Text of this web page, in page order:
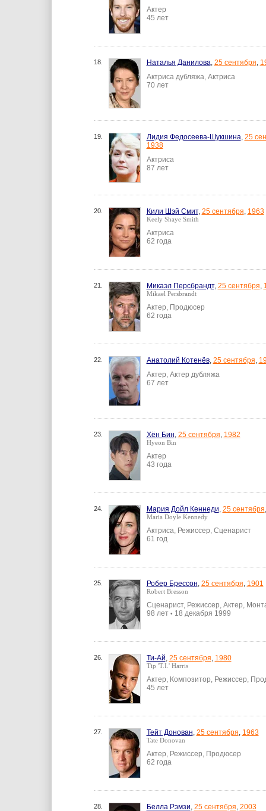
Актер
45 лет
18. Наталья Данилова, 25 сентября,
Актриса дубляжа, Актриса
70 лет
19. Лидия Федосеева-Шукшина, 25
1938
Актриса
87 лет
20. Кили Шэй Смит, 25 сентября, 1963
Keely Shaye Smith
Актриса
62 года
21. Микаэл Персбрандт, 25 сентября,
Mikael Persbrandt
Актер, Продюсер
62 года
22. Анатолий Котенёв, 25 сентября,
Актер, Актер дубляжа
67 лет
23. Хён Бин, 25 сентября, 1982
Hyeon Bin
Актер
43 года
24. Мария Дойл Кеннеди, 25 сентября
Maria Doyle Kennedy
Актриса, Режиссер, Сценарист
61 год
25. Робер Брессон, 25 сентября, 1901
Robert Bresson
Сценарист, Режиссер, Актер,
98 лет • 18 декабря 1999
26. Ти-Ай, 25 сентября, 1980
Tip 'T.I.' Harris
Актер, Композитор, Режиссер,
45 лет
27. Тейт Донован, 25 сентября, 1963
Tate Donovan
Актер, Режиссер, Продюсер
62 года
28. Белла Рэмзи, 25 сентября, 2003